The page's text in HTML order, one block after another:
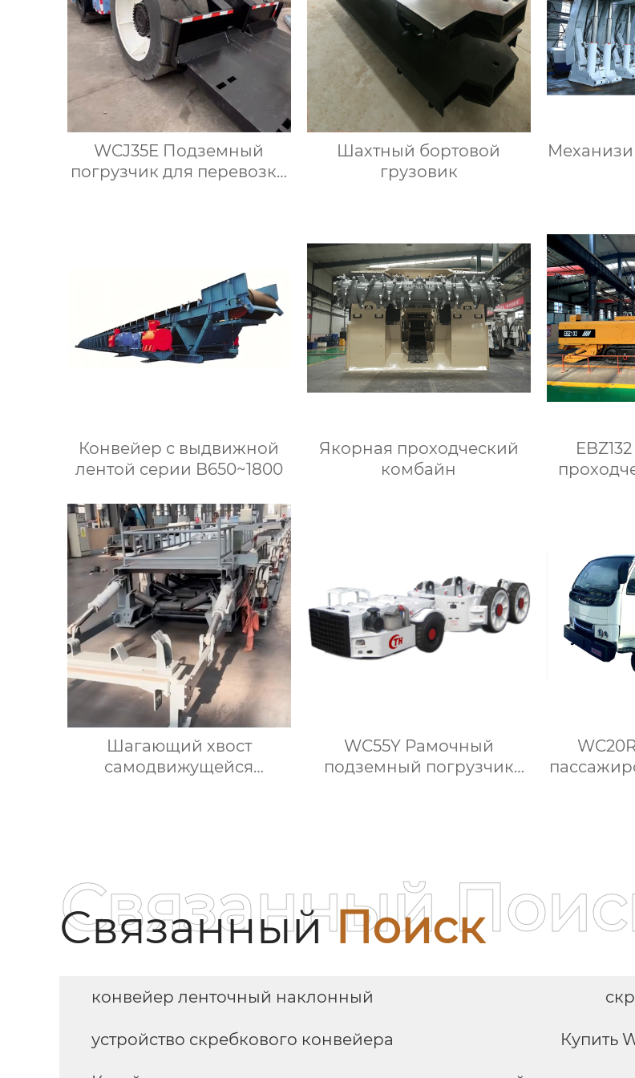
WCJ35E Подземный
погрузчик для перевозки
Шахтный бортовой
грузовик
Конвейер с выдвижной
лентой серии B650~1800
Якорная проходческий
комбайн
Шагающий хвост
самодвижущейся
WC55Y Рамочный
подземный погрузчик
СвязанныйПоиск
Связанный
конвейер ленточный наклонный
устройство скребкового конвейера Купить